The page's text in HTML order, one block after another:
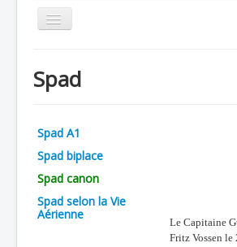
Basculer
la
Chronologie
Organisation
Avions
Personnels
Spad
Spad A1
Spad biplace
Spad canon
Spad selon la Vie
Aérienne
Le Capitaine
Fritz Vossen